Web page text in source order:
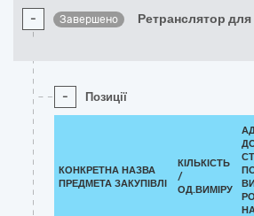
- Завершено Ретранслятор
- Позиції
КОНКРЕТНА НАЗВА
ПРЕДМЕТА ЗАКУПІВЛІ
КІЛЬКІСТЬ
/
ОД.ВИМІРУ